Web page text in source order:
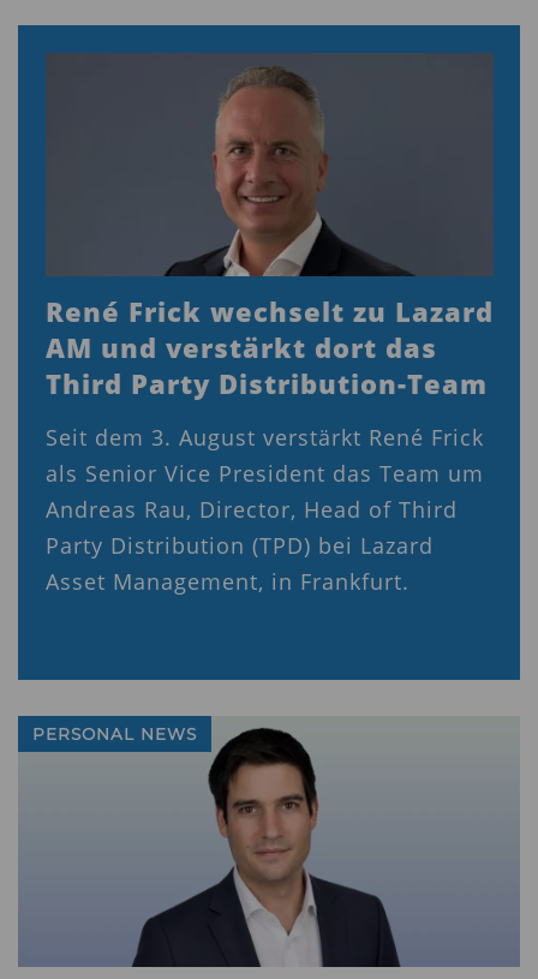
René Frick wechselt zu Lazard
AM und verstärkt dort das
Third Party Distribution-Team
Seit dem 3. August verstärkt René Frick
als Senior Vice President das Team um
Andreas Rau, Director, Head of Third
Party Distribution (TPD) bei Lazard
Asset Management, in Frankfurt.
PERSONAL NEWS